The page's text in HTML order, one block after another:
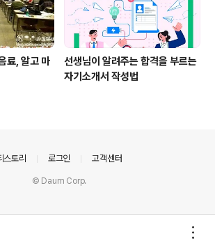
료, 알고 마
선생님이 알려주는 합격을 부르는
자기소개서 작성법
스토리 로그인 고객센터
© Daum Corp.